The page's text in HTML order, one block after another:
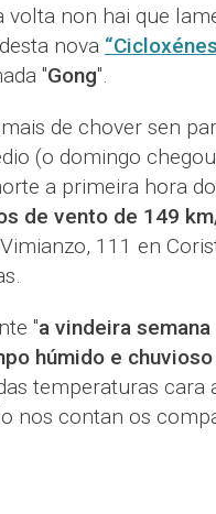
volta non hai que
nova
"Gong".
de chover sen
(o domingo
a primeira hora
de vento de 149
111 en
"a vindeira semana
húmido e chuvioso
temperaturas cara
nos contan os